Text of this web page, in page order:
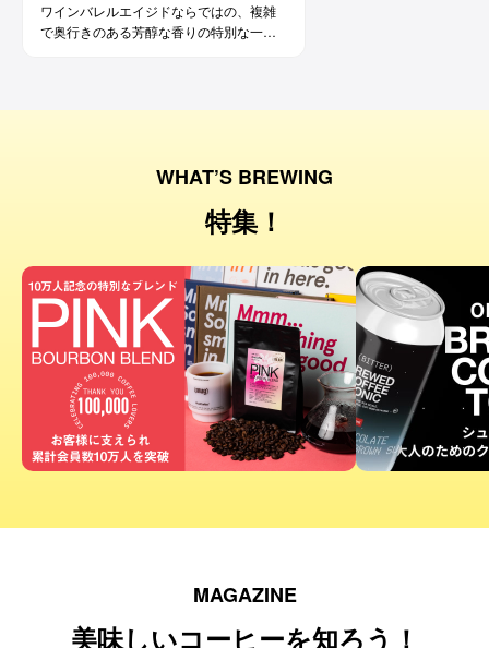
ワインバレルエイジドならではの、複雑
で奥行きのある芳醇な香りの特別な一杯
WHAT’S BREWING
特集！
MAGAZINE
美味しいコーヒーを知ろう！